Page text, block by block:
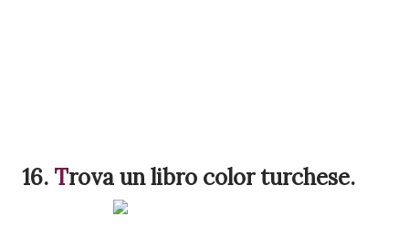
16. Trovaun libro color turchese.